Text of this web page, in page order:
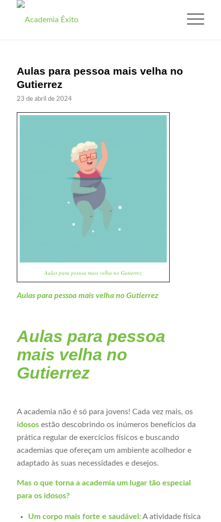
Aulas para pessoa mais velha no
Gutierrez
23 de abril de 2024
Aulas para pessoa mais velha no Gutierrez
Aulas para pessoa mais velha no Gutierrez
Aulas para pessoa
mais velha no
Gutierrez
A academia não é só para jovens! Cada vez mais, os
idososestão descobrindo os inúmeros benefícios da
prática regular de exercícios físicos e buscando
academias que ofereçam um ambiente acolhedor e
adaptado às suas necessidades e desejos.
Mas o que torna a academia um lugar tão especial
para os idosos?
Um corpo mais forte e saudável:A atividade física